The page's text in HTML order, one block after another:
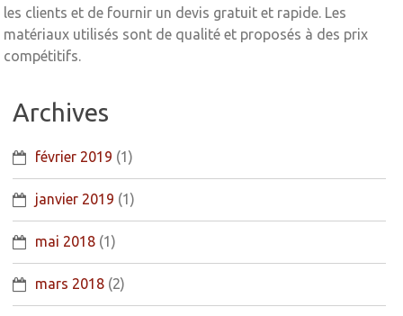
les clients et de fournir un devis gratuit et rapide. Les
matériaux utilisés sont de qualité et proposés à des prix
compétitifs.
Archives
février 2019 (1)
janvier 2019 (1)
mai 2018 (1)
mars 2018 (2)